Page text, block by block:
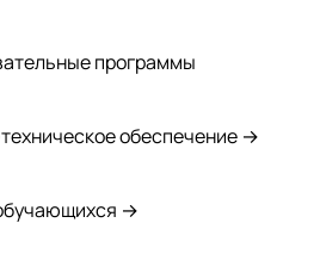
программы
обеспечение →
→